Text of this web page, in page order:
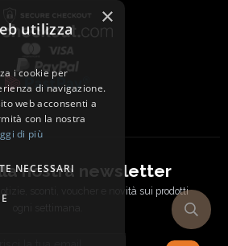
nostra newsletter
sconti, voucher e novità sui prodotti
×
utilizza
i cookie per
di navigazione.
web acconsenti a
con la nostra
di più
NECESSARI